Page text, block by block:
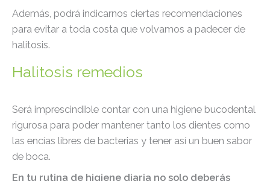
Además, podrá indicarnos ciertas recomendaciones
para evitar a toda costa que volvamos a padecer de
halitosis.
Halitosis remedios
Será imprescindible contar con una higiene bucodental
rigurosa para poder mantener tanto los dientes como
las encías libres de bacterias y tener así un buen sabor
de boca.
En tu rutina de higiene diaria no solo deberás